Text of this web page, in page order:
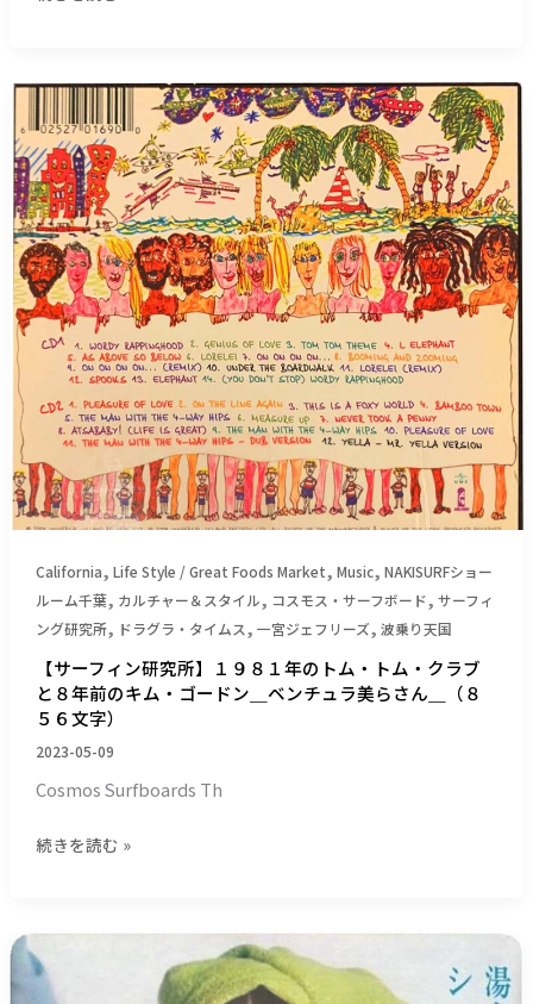
シ
ス
テ
ム
を
使
う
千
葉
免
許
ン
ー
に
て
間
飛
車
（２
２
２
文
California, Life Style / Great Foods Market, Music, NAKISURFショー
ルーム千葉, カルチャー＆スタイル, コスモス・サーフボード, サーフィ
ング研究所, ドラグラ・タイムス, 一宮ジェフリーズ, 波乗り天国
【サーフィン研究所】１９８１年のトム・トム・クラブ
と８年前のキム・ゴードン＿ベンチュラ美らさん＿（８
５６文字）
2023-05-09
Cosmos Surfboards Th
【サ
ー
フ
ィ
ン
研
究
所】
１
９
年
ト
ム・
ト
ラ
ブ
と
８
年
前
の
ム・
ゴ
＿
続きを読む »
ー